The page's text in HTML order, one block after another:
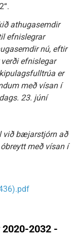
athugasemdir
efnislegrar
nú, eftir
efnislegar
er
með vísan í
23. júní
við bæjarstjórn að
með vísan í
2032 -